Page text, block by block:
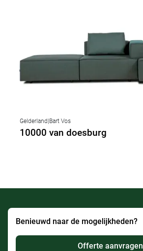
Gelderland Bart Vos
10000 van doesburg
Benieuwd naar de mogelijkheden?
Offerte aanvragen